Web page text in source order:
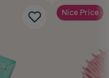
Nice Price